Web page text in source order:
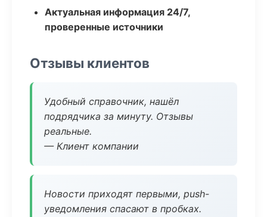
Актуальная информация 24/7,
проверенные источники
Отзывы клиентов
Удобный справочник, нашёл
подрядчика за минуту. Отзывы
реальные.
— Клиент компании
Новости приходят первыми, push-
уведомления спасают в пробках.